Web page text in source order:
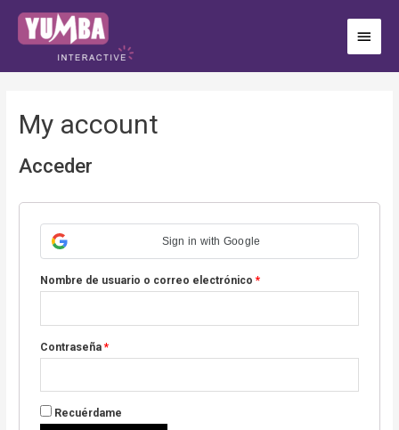
My account
Acceder
Sign in with Google
Nombre de usuario o correo electrónico*
Contraseña*
Recuérdame